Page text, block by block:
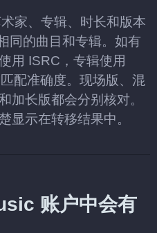
家、专辑、时长和版本
同的曲目和专辑。如有
用 ISRC，专辑使用
配准确度。现场版、混
加长版都会分别核对。
显示在转移结果中。
账户中会有